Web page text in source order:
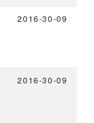
2016-30-09
2016-30-09